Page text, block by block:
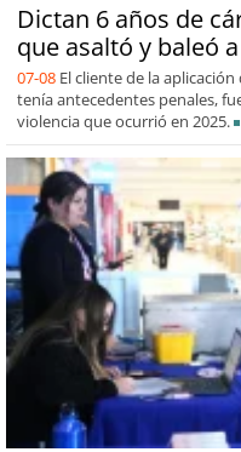
Dictan 6 años de
que asaltó y baleó
07-08 El cliente de la
tenía antecedentes penales,
violencia que ocurrió en 2025.